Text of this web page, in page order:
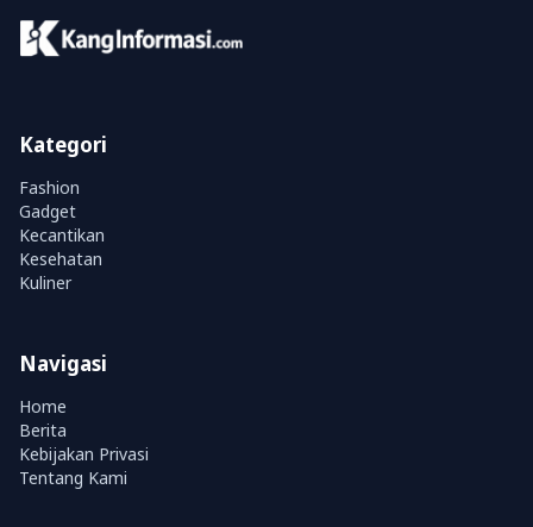
Kategori
Fashion
Gadget
Kecantikan
Kesehatan
Kuliner
Navigasi
Home
Berita
Kebijakan Privasi
Tentang Kami